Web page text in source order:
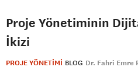
Proje Yönetiminin
İkizi
PROJE YÖNETİMİ BLOG Dr. Fahri Emre